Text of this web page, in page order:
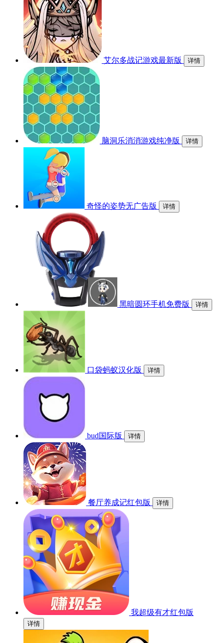
艾尔多战记游戏最新版 详情
脑洞乐消消游戏纯净版 详情
奇怪的姿势无广告版 详情
黑暗圆环手机免费版 详情
口袋蚂蚁汉化版 详情
bud国际版 详情
餐厅养成记红包版 详情
我超级有才红包版
详情